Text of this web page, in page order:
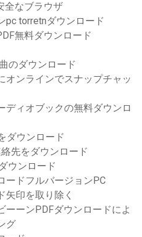
全なブラウザ
pc torretnダウンロード
無料ダウンロード
のダウンロード
オンラインでスナップチャッ
ディオブックの無料ダウンロ
ダウンロード
先をダウンロード
ウンロード
ードフルバージョンPC
矢印を取り除く
ーーンPDFダウンロードによ
グ